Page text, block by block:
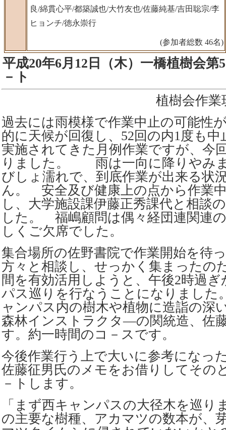
良/綿貫心平/都築誠也/大竹友也/佐藤純基/吉田聡宗/李
ヒョンチ/徳永崇行
(参加者総数 46名)
平成20年6月12日（木）一橋植樹会第
－ト
植樹会作業
過去には雨模様で作業中止の可能性
的に天候が回復し、52回の内1度も
実施されてきた月例作業ですが、今
りました。 雨は一向に降りやみ
びしょ濡れで、到底作業が出来る状
ん。 安全及び健康上の点から作業
し、大学施設課伊藤正秀課代と相談
した。 福嶋顧問は偶々経団連関連
しくご欠席でした。
集合場所の佐野書院で作業開始を待
方々と相談し、せっかく集まったの
間を有効活用しようと、午後2時過
パス巡りを行なうことになりまし
ャンパス内の樹木や植物に造詣の深
森林インストラクタ―の関統造、佐
す。約一時間のコ－スです。
今後作業行う上で大いに参考になっ
佐藤征男氏のメモをお借りしてその
－トします。
「まず西キャンパスの大径木を巡
の主要な樹種、アカマツの数本が、